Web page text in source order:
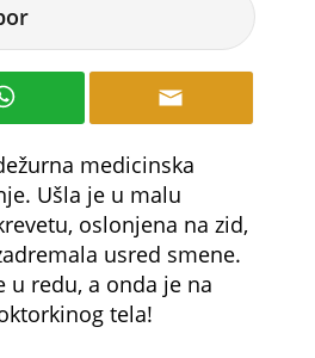
medicinska
Ušla je u malu
oslonjena na zid,
usred smene.
u redu, a onda je na
tela!